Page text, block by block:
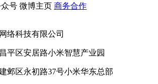
号 微博主页 商务合作
络科技有限公司
平区安居路小米智慧产业园
邺区永初路37号小米华东总部